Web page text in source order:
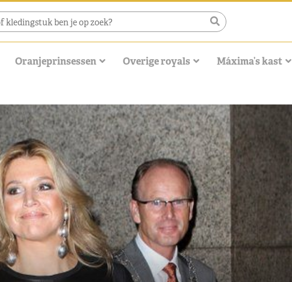
Oranjeprinsessen Overige royals Máxima’s kast